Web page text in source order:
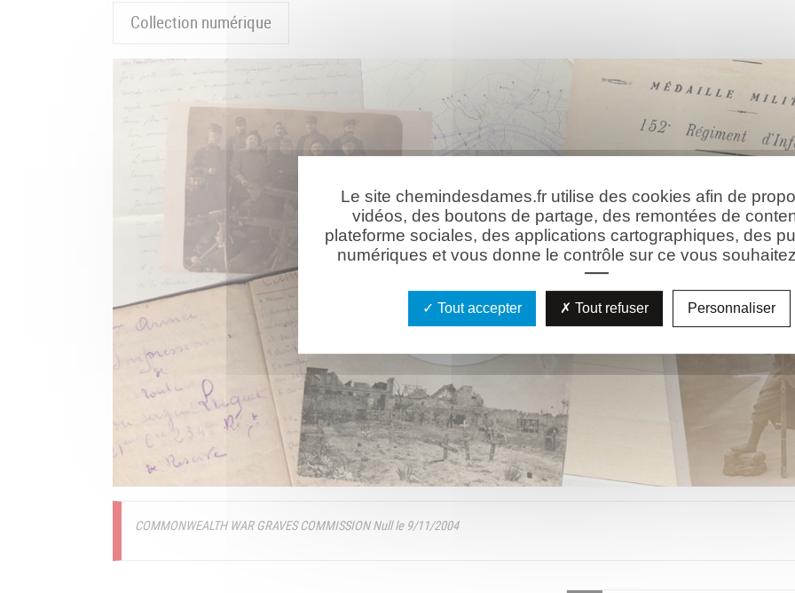
Collection numérique
COMMONWEALTH WAR GRAVES COMMISSION Null le 9/11/2004
Le site chemindesdames.fr utilise des cookies afin de
vidéos, des boutons de partage, des remontées de
plateforme sociales, des applications cartographiques, des
numériques et vous donne le contrôle sur ce vous
Tout accepter Tout refuser Personnaliser